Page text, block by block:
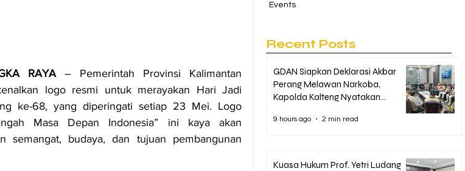
RAYA – Pemerintah Provinsi Kalimantan
logo resmi untuk merayakan Hari Jadi
ke-68, yang diperingati setiap 23 Mei. Logo
Masa Depan Indonesia” ini kaya akan
semangat, budaya, dan tujuan pembangunan
Events
Recent Posts
GDAN Siapkan Deklarasi Akbar
Perang Melawan Narkoba,
Kapolda Kalteng Nyatakan
9 hours ago 2 min read
Kuasa Hukum Prof. Yetri Ludang